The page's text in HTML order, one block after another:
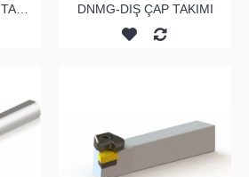
DNMG-DIŞ ÇAP TAKIMI